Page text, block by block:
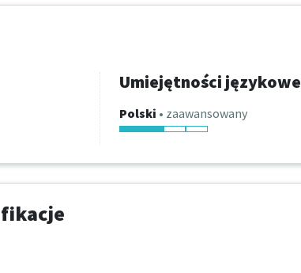
Umiejętności językowe
Polski • zaawansowany